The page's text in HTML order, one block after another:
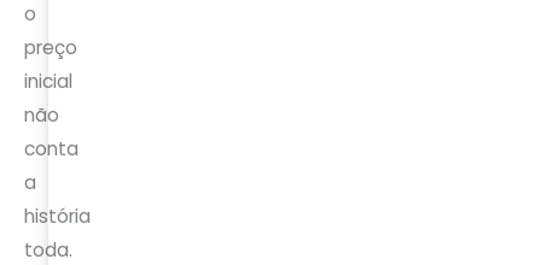
o
preço
inicial
não
conta
a
história
toda.